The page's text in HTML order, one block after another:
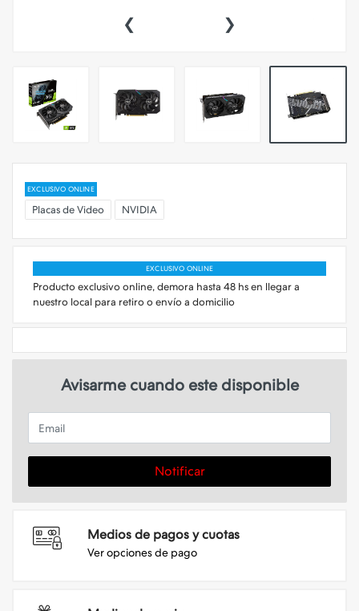
‹ ›
EXCLUSIVO ONLINE
Placas de Video NVIDIA
EXCLUSIVO ONLINE
Producto exclusivo online, demora hasta 48 hs en llegar a
nuestro local para retiro o envío a domicilio
Avisarme cuando este disponible
Email
Notificar
Medios de pagos y cuotas
Ver opciones de pago